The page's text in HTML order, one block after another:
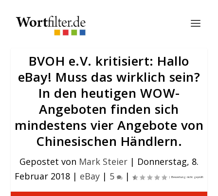
BVOH e.V. kritisiert: Hallo
eBay! Muss das wirklich sein?
In den heutigen WOW-
Angeboten finden sich
mindestens vier Angebote von
Chinesischen Händlern.
Gepostet von Mark Steier | Donnerstag, 8.
Februar 2018 | eBay | 5 |